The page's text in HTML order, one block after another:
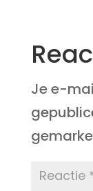
Je e-